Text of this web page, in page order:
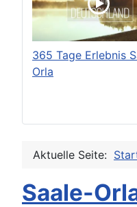
365 Tage Erlebnis
Orla
Aktuelle Seite:
Saale-